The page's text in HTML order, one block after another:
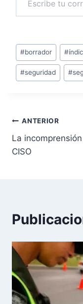
Etiquetas
de
la
#borrador #
#seguridad #
Navegación
de
ANTERIOR
La
CISO